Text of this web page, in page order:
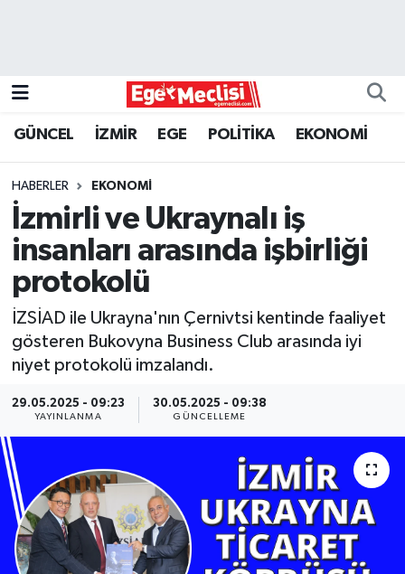
GÜNCEL İZMİR EGE POLİTİKA EKONOMİ
HABERLER EKONOMİ
İzmirli ve Ukraynalı iş
insanları arasında işbirliği
protokolü
İZSİAD ile Ukrayna'nın Çernivtsi kentinde faaliyet
gösteren Bukovyna Business Club arasında iyi
niyet protokolü imzalandı.
29.05.2025 - 09:23
YAYINLANMA
30.05.2025 - 09:38
GÜNCELLEME
GÜNCEL
İZMİR
ÖZEL HABER
Programlar
YAŞAM